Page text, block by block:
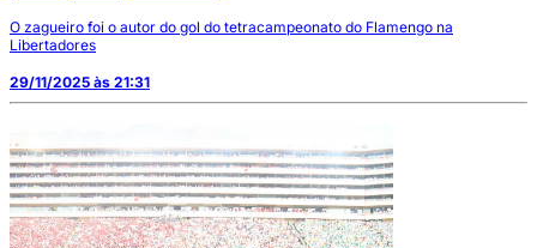
O zagueiro foi o autor do gol do tetracampeonato do Flamengo na
Libertadores
29/11/2025 às 21:31